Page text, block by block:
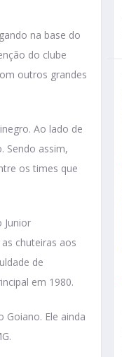
na base do
do clube
outros grandes
Ao lado de
Sendo assim,
os times que
Junior
chuteiras aos
de
em 1980.
Ele ainda